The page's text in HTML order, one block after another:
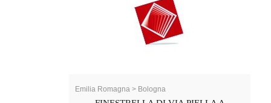
Emilia Romagna > Bologna